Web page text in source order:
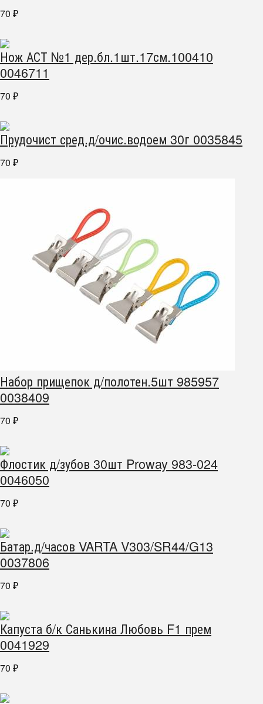
70 ₽
Нож АСТ №1 дер.бл.1шт.17см.100410
0046711
70 ₽
Прудочист сред.д/очис.водоем 30г 0035845
70 ₽
Набор прищепок д/полотен.5шт 985957
0038409
70 ₽
Флостик д/зубов 30шт Proway 983-024
0046050
70 ₽
Батар.д/часов VARTA V303/SR44/G13
0037806
70 ₽
Капуста б/к Санькина Любовь F1 прем
0041929
70 ₽